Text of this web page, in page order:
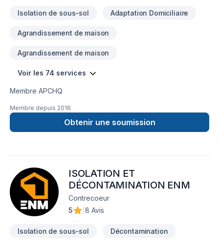
Isolation de sous-sol Adaptation Domiciliaire
Agrandissement de maison
Agrandissement de maison
Voir les 74 services
Membre APCHQ
Membre depuis 2016
Obtenir une soumission
ISOLATION ET
DÉCONTAMINATION ENM
Contrecoeur
5
8 Avis
Isolation de sous-sol Décontamination